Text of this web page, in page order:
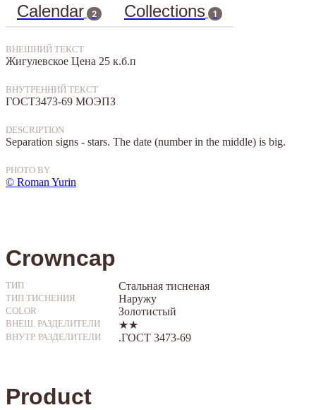
Calendar 2 Collections 1
ВНЕШНИЙ ТЕКСТ
Жигулевское Цена 25 к.б.п
ВНУТРЕННИЙ ТЕКСТ
ГОСТ3473-69 МОЭПЗ
DESCRIPTION
Separation signs - stars. The date (number in the middle) is big.
PHOTO BY
© Roman Yurin
Crowncap
ТИП Стальная тисненая
ТИП ТИСНЕНИЯ Наружу
COLOR Золотистый
ВНЕШ. РАЗДЕЛИТЕЛИ ★★
ВНУТР. РАЗДЕЛИТЕЛИ .ГОСТ 3473-69
Product